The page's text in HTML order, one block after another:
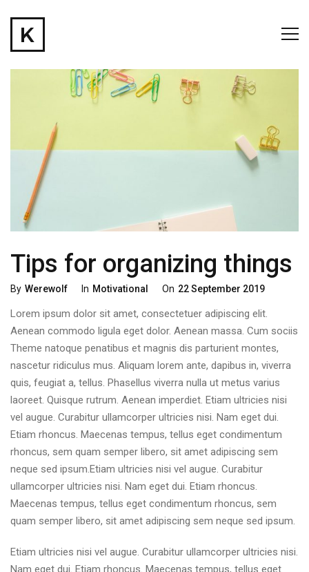
Tips for organizing things
By Werewolf Categories
In Motivational
Posted
On 22 September 2019
Lorem ipsum dolor sit amet, consectetuer adipiscing elit.
Aenean commodo ligula eget dolor. Aenean massa. Cum sociis
Theme natoque penatibus et magnis dis parturient montes,
nascetur ridiculus mus. Aliquam lorem ante, dapibus in, viverra
quis, feugiat a, tellus. Phasellus viverra nulla ut metus varius
laoreet. Quisque rutrum. Aenean imperdiet. Etiam ultricies nisi
vel augue. Curabitur ullamcorper ultricies nisi. Nam eget dui.
Etiam rhoncus. Maecenas tempus, tellus eget condimentum
rhoncus, sem quam semper libero, sit amet adipiscing sem
neque sed ipsum.Etiam ultricies nisi vel augue. Curabitur
ullamcorper ultricies nisi. Nam eget dui. Etiam rhoncus.
Maecenas tempus, tellus eget condimentum rhoncus, sem
quam semper libero, sit amet adipiscing sem neque sed ipsum.
Etiam ultricies nisi vel augue. Curabitur ullamcorper ultricies nisi.